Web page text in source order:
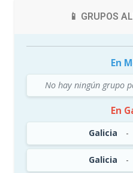
📱 GRUPOS
En
No hay ningún grupo
En
Galicia -
Galicia -